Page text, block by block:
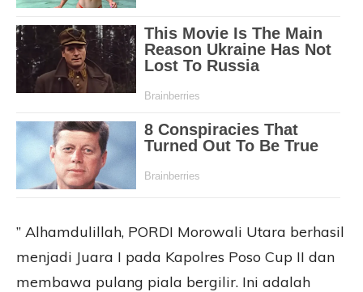
” Alhamdulillah, PORDI Morowali Utara berhasil
menjadi Juara I pada Kapolres Poso Cup II dan
membawa pulang piala bergilir. Ini adalah